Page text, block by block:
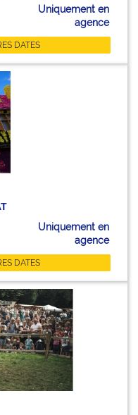
Uniquement en
agence
DATES
Uniquement en
agence
DATES